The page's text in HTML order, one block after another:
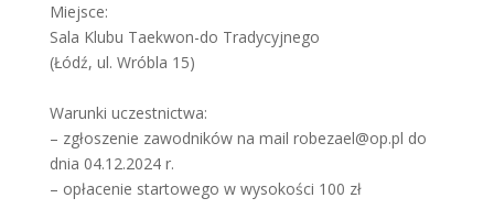
Miejsce:
Sala Klubu Taekwon-do Tradycyjnego
(Łódź, ul. Wróbla 15)
Warunki uczestnictwa:
– zgłoszenie zawodników na mail robezael@op.pl do
dnia 04.12.2024 r.
– opłacenie startowego w wysokości 100 zł